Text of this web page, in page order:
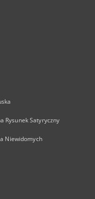
Rysunek Satyryczny
Niewidomych